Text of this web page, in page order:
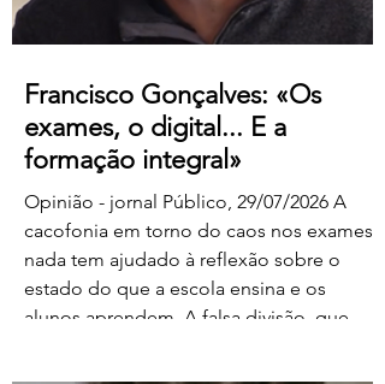
Francisco Gonçalves: «Os
exames, o digital... E a
formação integral»
Opinião - jornal Público, 29/07/2026 A
cacofonia em torno do caos nos exames
nada tem ajudado à reflexão sobre o
estado do que a escola ensina e os
alunos aprendem. A falsa divisão, que